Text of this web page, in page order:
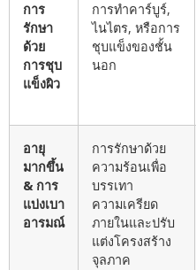
การ
รักษา
ด้วย
การชุบ
แข็งผิว
การทำคาร์บูร์,
ไนไตร, หรือการ
ชุบแข็งของชั้น
นอก
อายุ
มากขึ้น
& การ
แบ่งเบา
อารมณ์
การรักษาด้วย
ความร้อนเพื่อ
บรรเทา
ความเครียด
ภายในและปรับ
แต่งโครงสร้าง
จุลภาค